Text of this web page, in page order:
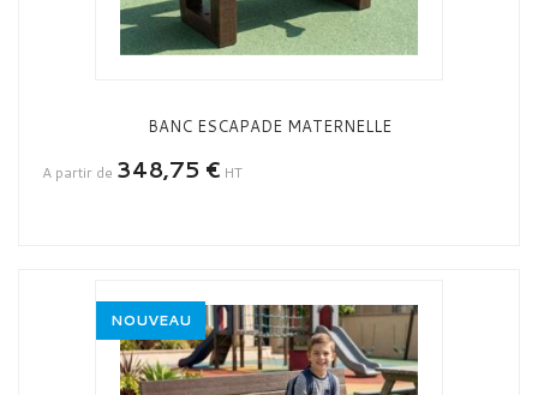
BANC ESCAPADE MATERNELLE
A partir de 348,75 € HT
NOUVEAU